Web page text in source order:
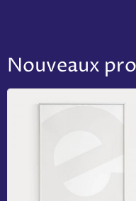
Nouveaux